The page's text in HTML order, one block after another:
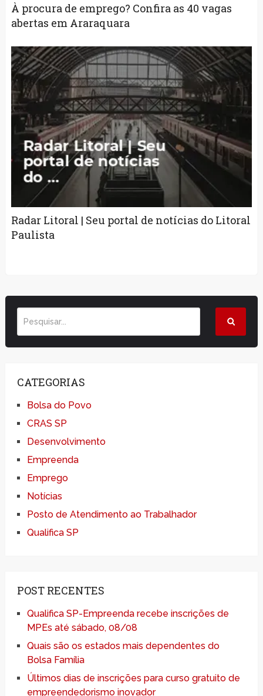
À procura de emprego? Confira as 40 vagas
abertas em Araraquara
Radar Litoral | Seu portal de notícias do Litoral
Paulista
CATEGORIAS
Bolsa do Povo
CRAS SP
Desenvolvimento
Empreenda
Emprego
Notícias
Posto de Atendimento ao Trabalhador
Qualifica SP
POST RECENTES
Qualifica SP-Empreenda recebe inscrições de
MPEs até sábado, 08/08
Quais são os estados mais dependentes do
Bolsa Família
Últimos dias de inscrições para curso gratuito de
empreendedorismo inovador